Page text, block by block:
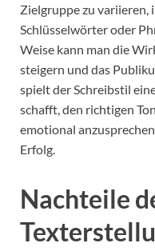
Zielgruppe zu variieren,
Schlüsselwörter oder
Weise kann man die
steigern und das
spielt der Schreibstil
schafft, den richtigen
emotional
Erfolg.
Nachteile